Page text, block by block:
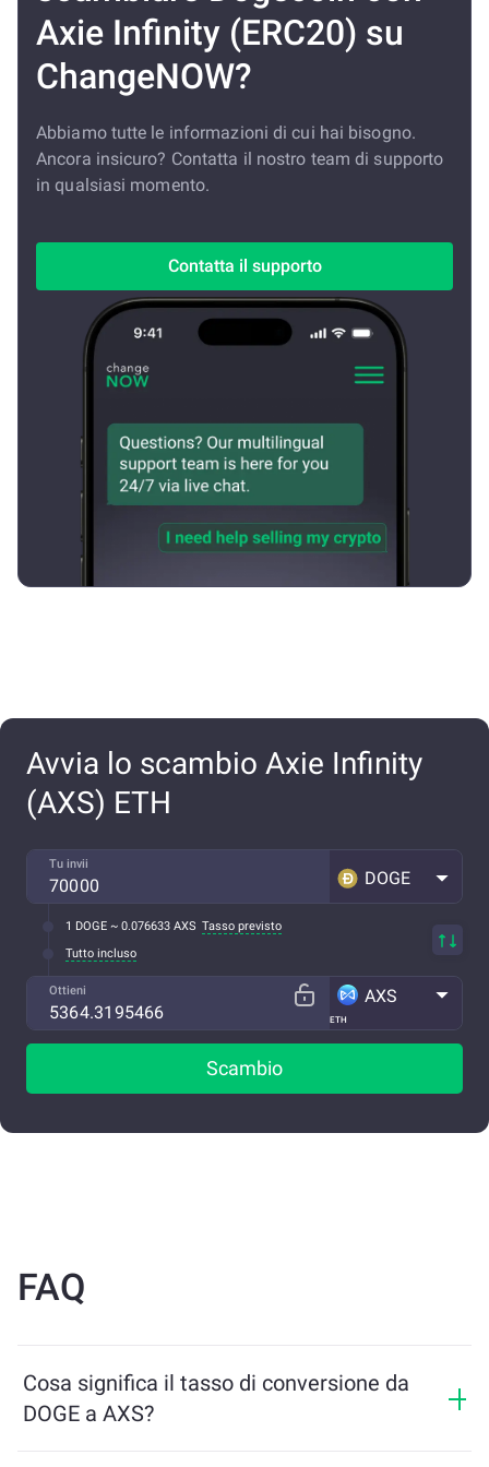
Axie Infinity (ERC20) su
ChangeNOW?
Abbiamo tutte le informazioni di cui hai bisogno.
Ancora insicuro? Contatta il nostro team di supporto
in qualsiasi momento.
Contatta il supporto
Avvia lo scambio Axie Infinity
(AXS) ETH
Tu invii
DOGE
1 DOGE ~ 0.076633 AXS Tasso previsto
Tutto incluso
Ottieni
ETH
AXS
Scambio
FAQ
Cosa significa il tasso di conversione da
DOGE a AXS?